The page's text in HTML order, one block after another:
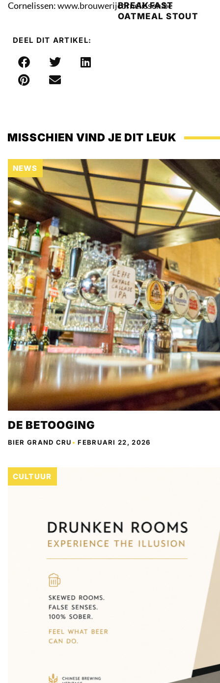
Cornelissen:www.brouwerijcornelissen.be
DEEL DIT ARTIKEL:
BREAKFAST
OATMEAL STOUT
MISSCHIEN VIND JE DIT LEUK
NEWS
DE BETOOGING
BIER GRAND CRU •FEBRUARI 22, 2026
CULTUUR